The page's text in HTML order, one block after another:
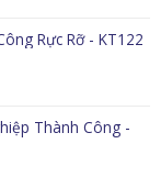
Rực Rỡ - KT122
Thành Công -